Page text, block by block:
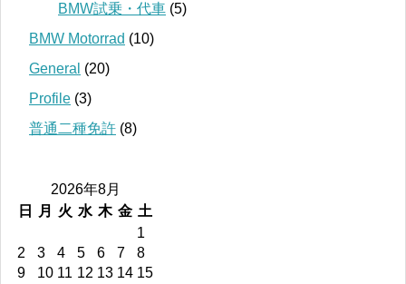
BMW試乗・代車 (5)
BMW Motorrad (10)
General (20)
Profile (3)
普通二種免許 (8)
2026年8月
日
月 火 水 木 金 土
1
2
3 4 5 6 7
8
9
10 11 12 13 14 15